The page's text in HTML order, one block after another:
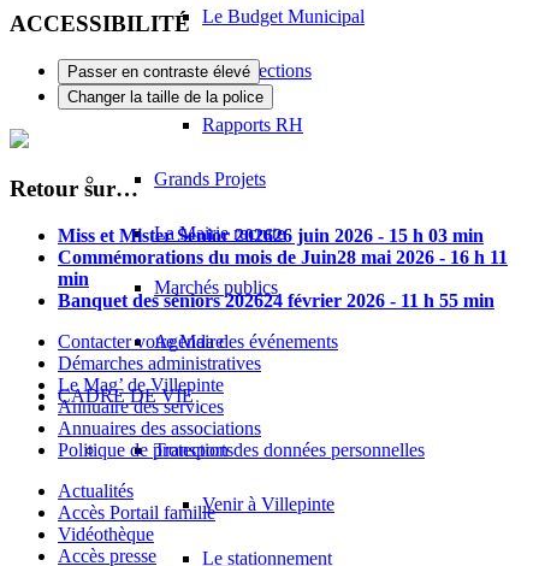
Le Budget Municipal
Infos élections
Rapports RH
Grands Projets
La Mairie recrute
Marchés publics
Agenda des événements
CADRE DE VIE
Transports
Venir à Villepinte
Le stationnement
ACCESSIBILITÉ
Passer en contraste élevé
Changer la taille de la police
Retour sur…
Miss et Mister Senior 202626 juin 2026 - 15 h 03 min
Commémorations du mois de Juin28 mai 2026 - 16 h 11
min
Banquet des séniors 202624 février 2026 - 11 h 55 min
Contacter votre Maire
Démarches administratives
Le Mag’ de Villepinte
Annuaire des services
Annuaires des associations
Politique de protection des données personnelles
Actualités
Accès Portail famille
Vidéothèque
Accès presse